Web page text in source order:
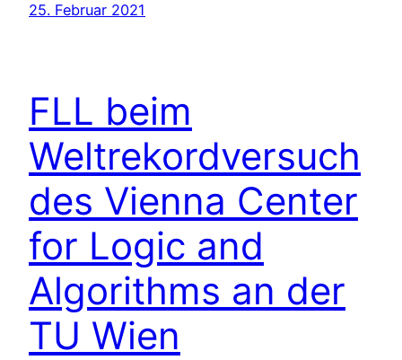
25. Februar 2021
FLL beim
Weltrekordversuch
des Vienna Center
for Logic and
Algorithms an der
TU Wien